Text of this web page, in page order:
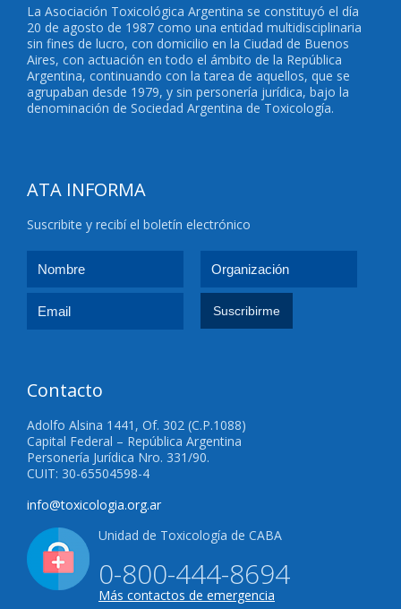
La Asociación Toxicológica Argentina se constituyó el día
20 de agosto de 1987 como una entidad multidisciplinaria
sin fines de lucro, con domicilio en la Ciudad de Buenos
Aires, con actuación en todo el ámbito de la República
Argentina, continuando con la tarea de aquellos, que se
agrupaban desde 1979, y sin personería jurídica, bajo la
denominación de Sociedad Argentina de Toxicología.
ATA INFORMA
Suscribite y recibí el boletín electrónico
Contacto
Adolfo Alsina 1441, Of. 302 (C.P.1088)
Capital Federal – República Argentina
Personería Jurídica Nro. 331/90.
CUIT: 30-65504598-4
info@toxicologia.org.ar
Unidad de Toxicología de CABA
0-800-444-8694
Más contactos de emergencia